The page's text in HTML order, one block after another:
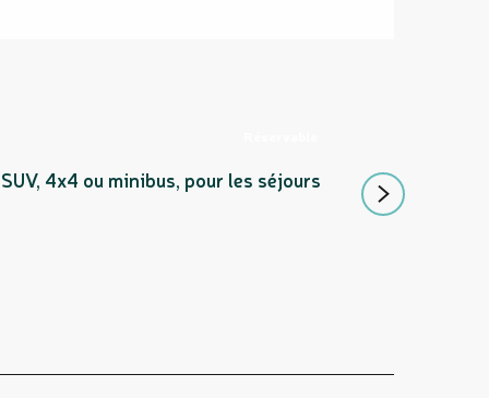
4x4 ou minibus, pour les séjours
Service de
déplacements